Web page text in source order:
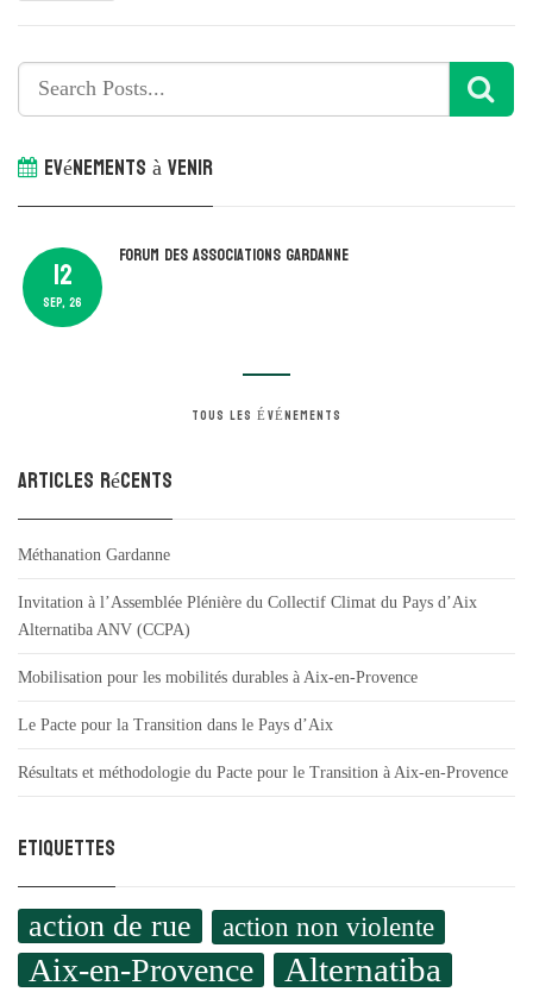
Evénements à venir
12
SEP, 26
Forum des associations Gardanne
TOUS LES ÉVÉNEMENTS
Articles récents
Méthanation Gardanne
Invitation à l’Assemblée Plénière du Collectif Climat du Pays d’Aix
Alternatiba ANV (CCPA)
Mobilisation pour les mobilités durables à Aix-en-Provence
Le Pacte pour la Transition dans le Pays d’Aix
Résultats et méthodologie du Pacte pour le Transition à Aix-en-Provence
Etiquettes
action de rue action non violente
Aix-en-Provence Alternatiba